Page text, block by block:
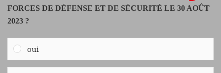
FORCES DE DÉFENSE ET DE SÉCURITÉ LE 30 AOÛT
2023 ?
oui